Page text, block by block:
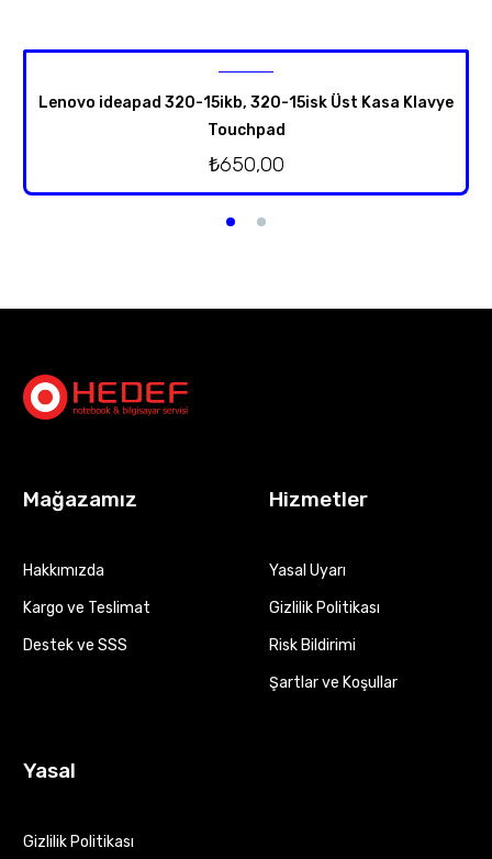
Lenovo ideapad 320-15ikb, 320-15isk Üst Kasa Klavye
Touchpad
₺650,00
Mağazamız
Hakkımızda
Kargo ve Teslimat
Destek ve SSS
Hizmetler
Yasal Uyarı
Gizlilik Politikası
Risk Bildirimi
Şartlar ve Koşullar
Yasal
Gizlilik Politikası